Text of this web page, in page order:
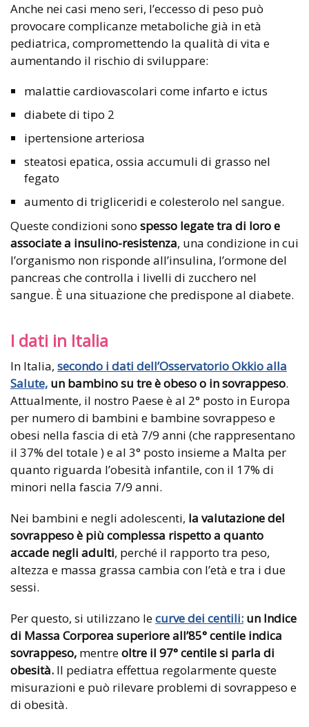
Anche nei casi meno seri, l’eccesso di peso può
provocare complicanze metaboliche già in età
pediatrica, compromettendo la qualità di vita e
aumentando il rischio di sviluppare:
malattie cardiovascolari come infarto e ictus
diabete di tipo 2
ipertensione arteriosa
steatosi epatica, ossia accumuli di grasso nel
fegato
aumento di trigliceridi e colesterolo nel sangue.
Queste condizioni sono spesso legate tra di loro e
associate a insulino-resistenza, una condizione in cui
l’organismo non risponde all’insulina, l’ormone del
pancreas che controlla i livelli di zucchero nel
sangue. È una situazione che predispone al diabete.
I dati in Italia
In Italia, secondo i dati dell’Osservatorio Okkio alla
Salute, un bambino su tre è obeso o in sovrappeso.
Attualmente, il nostro Paese è al 2° posto in Europa
per numero di bambini e bambine sovrappeso e
obesi nella fascia di età 7/9 anni (che rappresentano
il 37% del totale ) e al 3° posto insieme a Malta per
quanto riguarda l’obesità infantile, con il 17% di
minori nella fascia 7/9 anni.
Nei bambini e negli adolescenti, la valutazione del
sovrappeso è più complessa rispetto a quanto
accade negli adulti, perché il rapporto tra peso,
altezza e massa grassa cambia con l’età e tra i due
sessi.
Per questo, si utilizzano lecurve dei centili: un Indice
di Massa Corporea superiore all’85° centile indica
sovrappeso, mentreoltre il 97° centile si parla di
obesità. Il pediatra effettua regolarmente queste
misurazioni e può rilevare problemi di sovrappeso e
di obesità.